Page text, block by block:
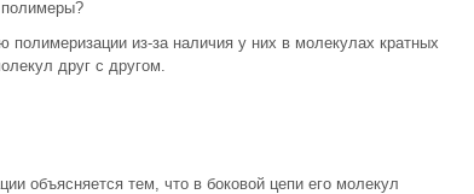
из-за наличия у них в молекулах кратных
друг с другом.
объясняется тем, что в боковой цепи его молекул